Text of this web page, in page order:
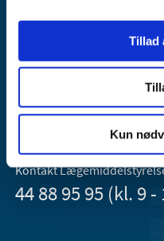
Tillad
Kun
Axel Heides Gade 1
Email:dkma@dkma.dk
Lægemiddelstyrelsen er
Sundheds- og
Kontakt
44 88 95 95 (kl. 9 -